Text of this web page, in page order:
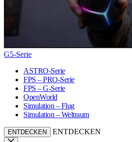
G5-Serie
ASTRO-Serie
FPS – PRO-Serie
FPS – G-Serie
OpenWorld
Simulation – Flug
Simulation – Weltraum
ENTDECKEN ENTDECKEN